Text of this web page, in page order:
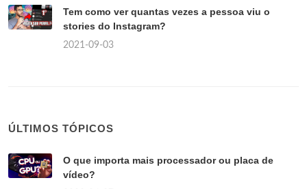
Tem como ver quantas vezes a pessoa viu o
stories do Instagram?
2021-09-03
ÚLTIMOS TÓPICOS
O que importa mais processador ou placa de
vídeo?